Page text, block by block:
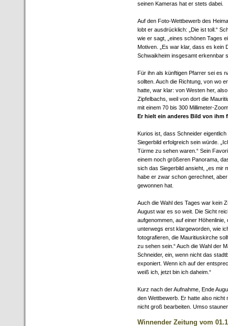
seinen Kameras hat er stets dabei.
Auf den Foto-Wettbewerb des
lobt er ausdrücklich: „Die ist toll.“
wie er sagt, „eines schönen Tages
Motiven. „Es war klar, dass es kein
Schwaikheim insgesamt erkennbar
Für ihn als künftigen Pfarrer sei es
sollten. Auch die Richtung, von wo
hatte, war klar: von Westen her,
Zipfelbachs, weil von dort die
mit einem 70 bis 300 Millimeter-
Er hielt ein anderes Bild von ihm
Kurios ist, dass Schneider
Siegerbild erfolgreich sein würde.
Türme zu sehen waren.“ Sein
einem noch größeren Panorama,
sich das Siegerbild ansieht, „es mir
habe er zwar schon gerechnet,
gewonnen hat.
Auch die Wahl des Tages war kein
August war es so weit. Die Sicht
aufgenommen, auf einer
unterwegs erst klargeworden, wie
fotografieren, die Mauritiuskirche
zu sehen sein.“ Auch die Wahl der
Schneider, ein, wenn nicht das
exponiert. Wenn ich auf der
weiß ich, jetzt bin ich daheim.“
Kurz nach der Aufnahme, Ende
den Wettbewerb. Er hatte also nicht
nicht groß bearbeiten. Umso
Winnender Zeitung vom